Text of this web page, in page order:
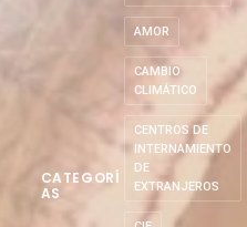
CATEGORÍ
AS
AMOR
CAMBIO
CLIMÁTICO
CENTROS DE
INTERNAMIENTO
DE
EXTRANJEROS